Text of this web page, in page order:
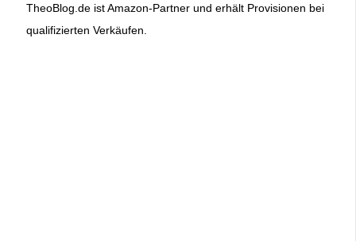
TheoBlog.de ist Amazon-Partner und erhält Provisionen bei
qualifizierten Verkäufen.